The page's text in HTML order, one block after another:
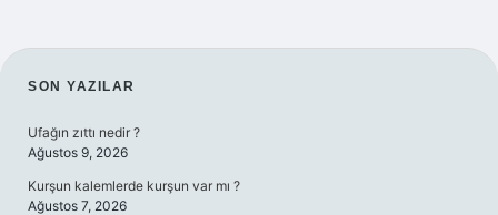
SIDEBAR
SON YAZILAR
Ufağın zıttı nedir ?
Ağustos 9, 2026
Kurşun kalemlerde kurşun var mı ?
Ağustos 7, 2026